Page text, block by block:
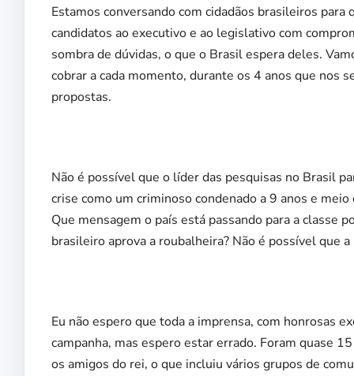
Estamos conversando com cidadãos brasileiros
candidatos ao executivo e ao legislativo com
sombra de dúvidas, o que o Brasil espera deles.
cobrar a cada momento, durante os 4 anos que nos
propostas.
Não é possível que o líder das pesquisas no Brasil
crise como um criminoso condenado a 9 anos e
Que mensagem o país está passando para a classe
brasileiro aprova a roubalheira? Não é possível que
Eu não espero que toda a imprensa, com honrosas
campanha, mas espero estar errado. Foram quase
os amigos do rei, o que incluiu vários grupos de